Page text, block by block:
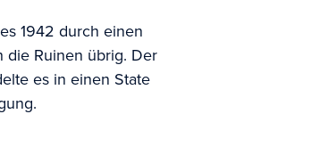
1942 durch einen
die Ruinen übrig. Der
es in einen State